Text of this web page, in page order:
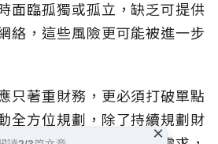
面臨孤獨或孤立，缺乏可提供
絡，這些風險更可能被進一步
只著重財務，更必須打破單點
全方位規劃，除了持續規劃財
×